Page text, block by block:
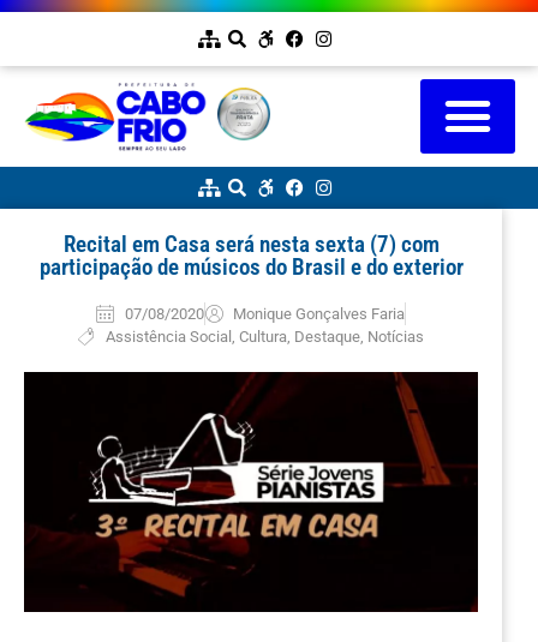
Recital em Casa será nesta sexta (7) com
participação de músicos do Brasil e do exterior
07/08/2020
Monique Gonçalves Faria
Assistência Social ,Cultura Destaque Notícias